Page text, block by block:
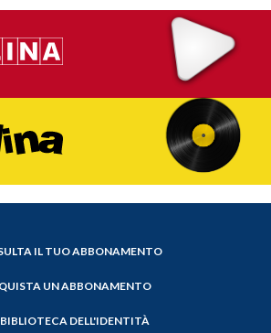
IL TUO ABBONAMENTO
UN ABBONAMENTO
DELL'IDENTITÀ